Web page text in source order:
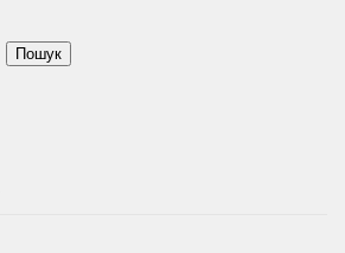
Пошук